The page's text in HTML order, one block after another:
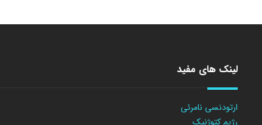
لینک های مفید
ارتودنسی نامرئی
رژیم کتوژنیک